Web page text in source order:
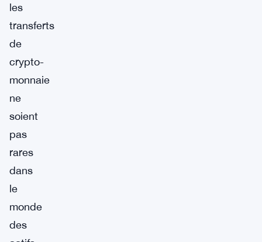
les
transferts
de
crypto-
monnaie
ne
soient
pas
rares
dans
le
monde
des